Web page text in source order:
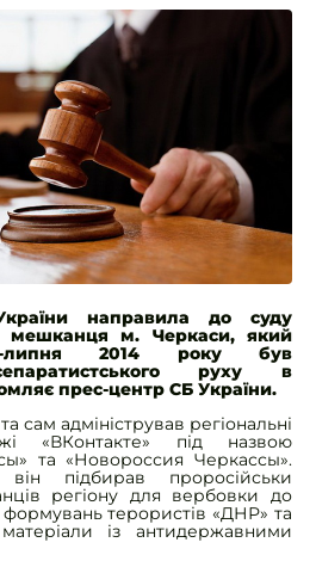
направила до суду
мешканця м. Черкаси, який
липня 2014 року був
руху в
прес-центр СБ України.
сам адміністрував регіональні
«ВКонтакте» під назвою
та «Новороссия Черкассы».
підбирав проросійськи
регіону для вербовки до
терористів «ДНР» та
із антидержавними